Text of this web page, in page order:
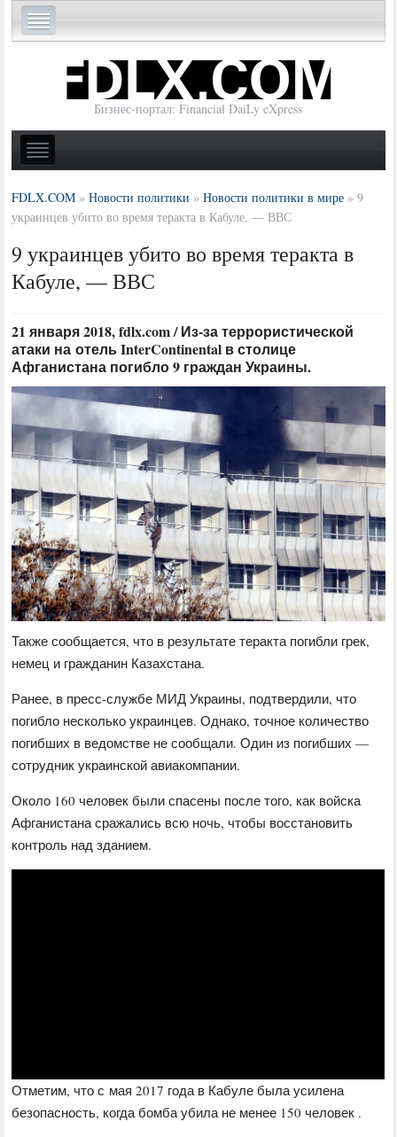
Бизнес-портал: Financial DaiLy eXpress
FDLX.COM »Новости политики »Новости политики в мире »9
украинцев убито во время теракта в Кабуле, — ВВС
9 украинцев убито во время теракта в
Кабуле, — ВВС
21 января 2018, fdlx.com / Из-за террористической
атаки на отель InterContinental в столице
Афганистана погибло 9 граждан Украины.
Также сообщается, что в результате теракта погибли грек,
немец и гражданин Казахстана.
Ранее, в пресс-службе МИД Украины, подтвердили, что
погибло несколько украинцев. Однако, точное количество
погибших в ведомстве не сообщали. Один из погибших —
сотрудник украинской авиакомпании.
Около 160 человек были спасены после того, как войска
Афганистана сражались всю ночь, чтобы восстановить
контроль над зданием.
Отметим, что с мая 2017 года в Кабуле была усилена
безопасность, когда бомба убила не менее 150 человек .